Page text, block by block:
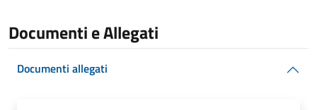
Documenti e Allegati
Documenti allegati